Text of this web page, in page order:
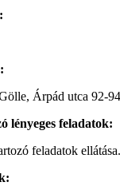
Árpád utca 92-
lényeges feladatok:
feladatok ellátása.